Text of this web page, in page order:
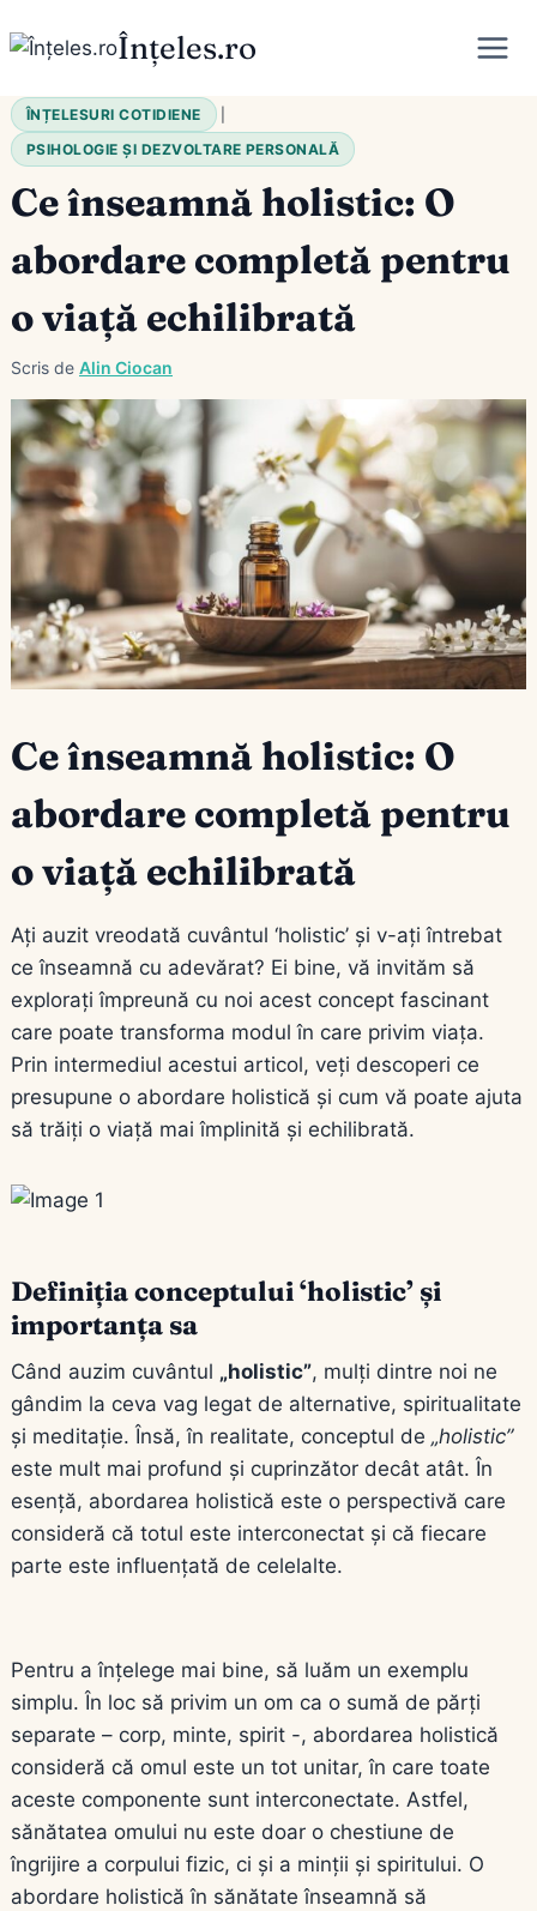
to
Înțeles.ro
ÎNȚELESURI COTIDIENE
|
PSIHOLOGIE ȘI DEZVOLTARE PERSONALĂ
Ce înseamnă holistic: O
abordare completă pentru
o viață echilibrată
Scris de Alin Ciocan
Ce înseamnă holistic: O
abordare completă pentru
o viață echilibrată
Ați auzit vreodată cuvântul ‘holistic’ și v-ați întrebat
ce înseamnă cu adevărat? Ei bine, vă invităm să
explorați împreună cu noi acest concept fascinant
care poate transforma modul în care privim viața.
Prin intermediul acestui articol, veți descoperi ce
presupune o abordare holistică și cum vă poate ajuta
să trăiți o viață mai împlinită și echilibrată.
Definiția conceptului ‘holistic’ și
importanța sa
Când auzim cuvântul „holistic”, mulți dintre noi ne
gândim la ceva vag legat de alternative, spiritualitate
și meditație. Însă, în realitate, conceptul de „holistic”
este mult mai profund și cuprinzător decât atât. În
esență, abordarea holistică este o perspectivă care
consideră că totul este interconectat și că fiecare
parte este influențată de celelalte.
Pentru a înțelege mai bine, să luăm un exemplu
simplu. În loc să privim un om ca o sumă de părți
separate – corp, minte, spirit -, abordarea holistică
consideră că omul este un tot unitar, în care toate
aceste componente sunt interconectate. Astfel,
sănătatea omului nu este doar o chestiune de
îngrijire a corpului fizic, ci și a minții și spiritului. O
abordare holistică în sănătate înseamnă să